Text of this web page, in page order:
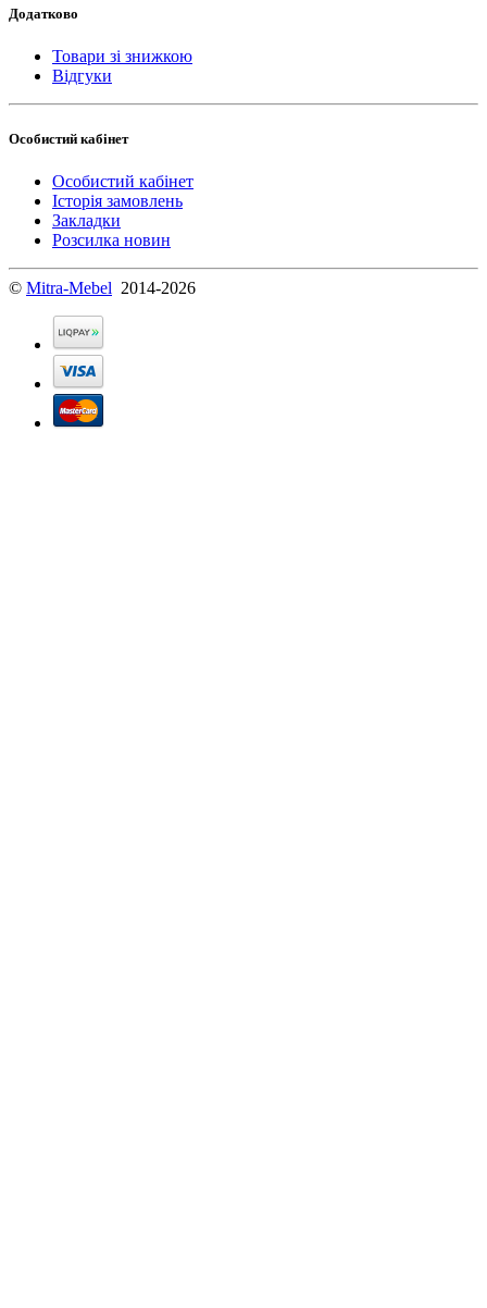
Додатково
Товари зі знижкою
Відгуки
Особистий кабінет
Особистий кабінет
Історія замовлень
Закладки
Розсилка новин
© Mitra-Mebel 2014-2026